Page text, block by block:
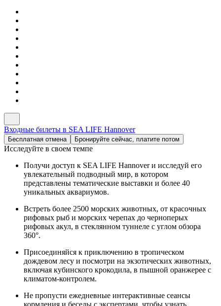
Входные билеты в SEA LIFE Hannover
Бесплатная отмена Бронируйте сейчас, платите потом
Исследуйте в своем темпе
Получи доступ к SEA LIFE Hannover и исследуй его
увлекательный подводный мир, в котором
представлены тематические выставки и более 40
уникальных аквариумов.
Встреть более 2500 морских животных, от красочных
рифовых рыб и морских черепах до черноперых
рифовых акул, в стеклянном туннеле с углом обзора
360°.
Присоединяйся к приключению в тропическом
дождевом лесу и посмотри на экзотических животных,
включая кубинского крокодила, в пышной оранжерее с
климатом-контролем.
Не пропусти ежедневные интерактивные сеансы
кормления и беседы с экспертами, чтобы узнать